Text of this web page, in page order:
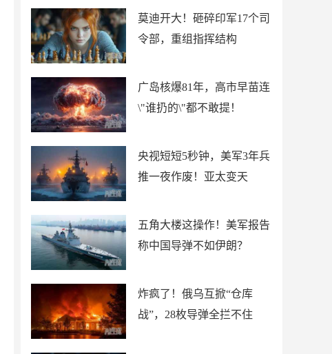
莫迪开大！砸碎印军17个司
令部，重组指挥结构
广岛核爆81年，高市早苗连
\"谁扔的\"都不敢提！
央视短短5秒钟，美军3年兵
推一夜作废！亚太变天
五角大楼这操作！美军报告
称中国导弹不如伊朗？
炸疯了！俄乌互掀“仓库
战”，28枚导弹全拦不住